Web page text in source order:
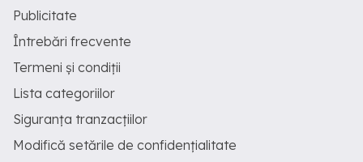
Publicitate
Întrebări frecvente
Termeni și condiții
Lista categoriilor
Siguranța tranzacțiilor
Modifică setările de confidențialitate